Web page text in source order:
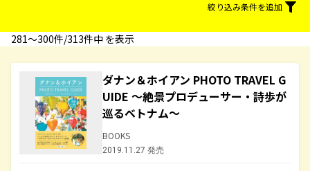
絞り込み条件を追加
281〜300件/313件中 を表示
ダナン＆ホイアン PHOTO TRAVEL G
UIDE ～絶景プロデューサー・詩歩が
巡るベトナム～
BOOKS
2019.11.27 発売